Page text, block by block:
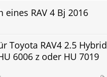
eines RAV 4 Bj 2016
Toyota RAV4 2.5 Hybrid
6006 z oder HU 7019